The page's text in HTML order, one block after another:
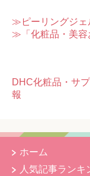
≫ピーリングジェ
≫「化粧品・美容
DHC化粧品・サ
報
ホーム
人気記事ランキ